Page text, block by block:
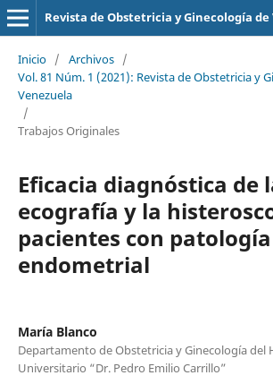
Revista de Obstetricia y Ginecología de
Inicio / Archivos /
Vol. 81 Núm. 1 (2021): Revista de Obstetricia y
Venezuela
/
Trabajos Originales
Eficacia diagnóstica de
ecografía y la
pacientes con patología
endometrial
María Blanco
Departamento de Obstetricia y Ginecología del
Universitario “Dr. Pedro Emilio Carrillo”